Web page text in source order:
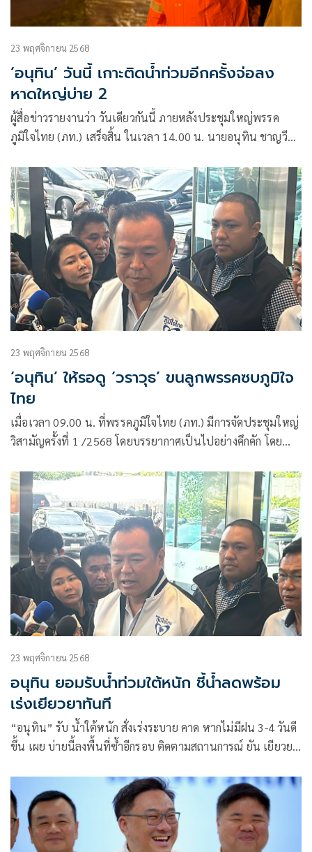
23 พฤศจิกายน 2568
‘อนุทิน’ วันนี้ เกาะติดน้ำท่วมอีกครั้งจ่อลง
หาดใหญ่บ่าย 2
ผู้สื่อข่าวรายงานว่า วันเดียวกันนี้ ภายหลังประชุมใหญ่พรรค
ภูมิใจไทย (ภท.) เสร็จสิ้น ในเวลา 14.00 น. นายอนุทิน ชาญวีร
23 พฤศจิกายน 2568
‘อนุทิน’ ให้รอดู ‘วราวุธ’ ขนลูกพรรคซบภูมิใจ
ไทย
เมื่อเวลา 09.00 น. ที่พรรคภูมิใจไทย (ภท.) มีการจัดประชุมใหญ่
วิสามัญครั้งที่ 1 /2568 โดยบรรยากาศเป็นไปอย่างคึกคัก โดย
23 พฤศจิกายน 2568
อนุทิน ยอมรับน้ำท่วมใต้หนัก ชี้น้ำลดพร้อม
เร่งเยียวยาทันที
“อนุทิน” รับ น้ำใต้หนัก สั่งเร่งระบาย คาด หากไม่มีฝน 3-4 วันดี
ขึ้น เผย บ่ายนี้ลงพื้นที่ซ้ำอีกรอบ ติดตามสถานการณ์ ยัน เยียวยา